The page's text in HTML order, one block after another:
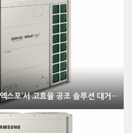
삼성전자,’2023 AHR 엑스포’서 고효율 공조 솔루션 대거 공개